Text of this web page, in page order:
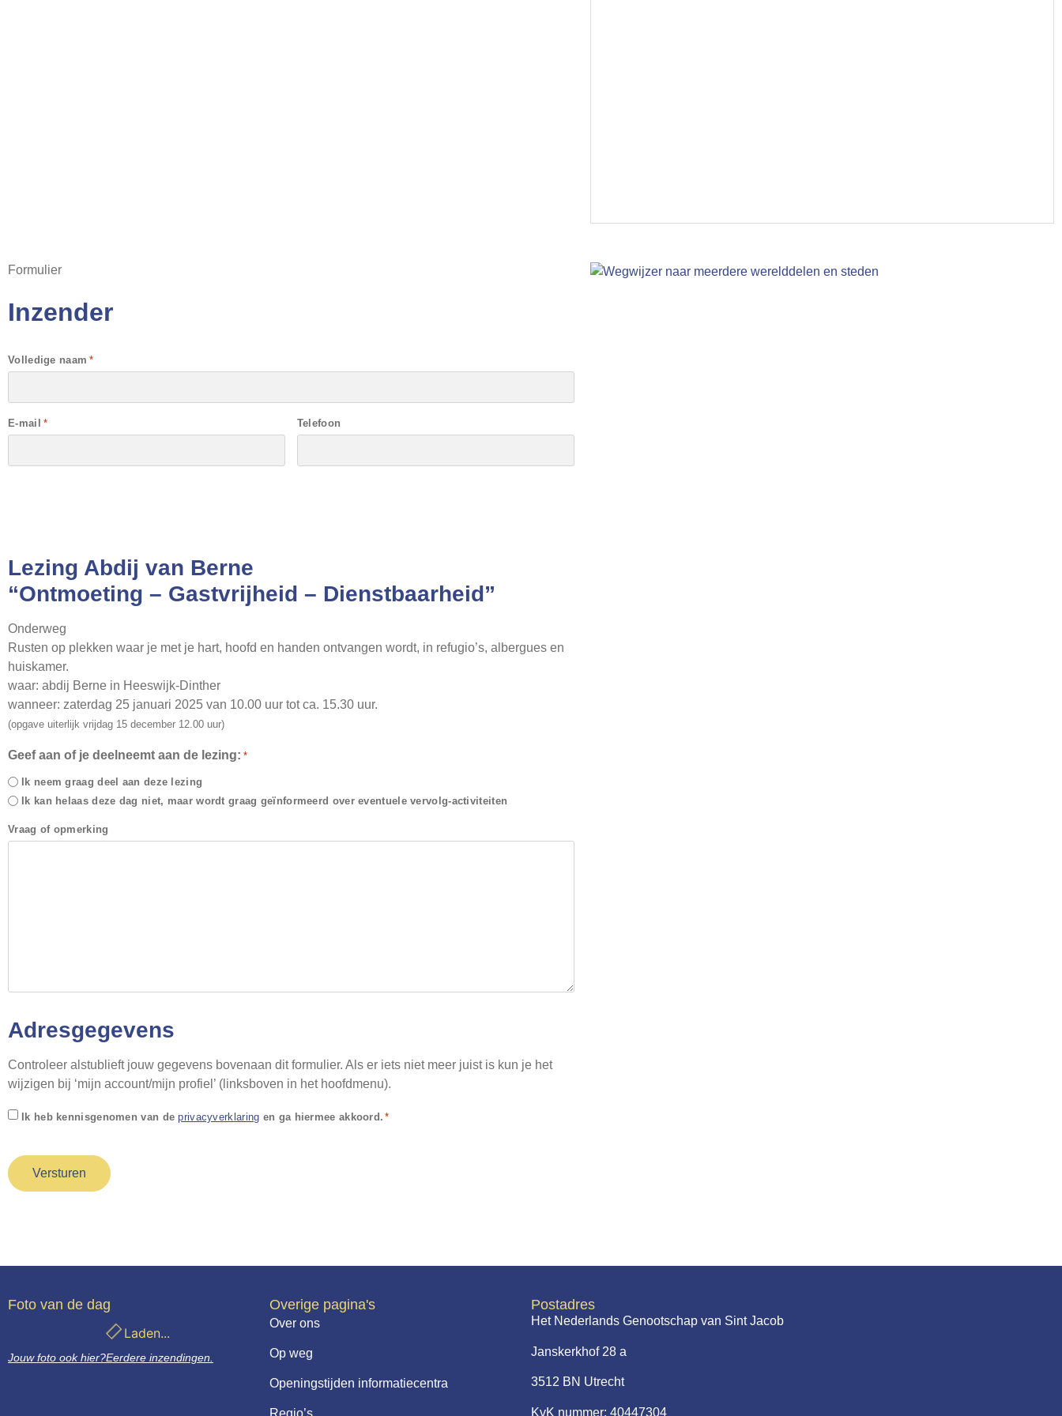
Formulier
Inzender
Volledige naam *
E-mail * Telefoon
Lezing Abdij van Berne
“Ontmoeting – Gastvrijheid – Dienstbaarheid”
Onderweg
Rusten op plekken waar je met je hart, hoofd en handen ontvangen wordt, in refugio’s, albergues en
huiskamer.
waar: abdij Berne in Heeswijk-Dinther
wanneer: zaterdag 25 januari 2025 van 10.00 uur tot ca. 15.30 uur.
(opgave uiterlijk vrijdag 15 december 12.00 uur)
Geef aan of je deelneemt aan de lezing: *
Ik neem graag deel aan deze lezing
Ik kan helaas deze dag niet, maar wordt graag geïnformeerd over eventuele vervolg-activiteiten
Vraag of opmerking
Adresgegevens
Controleer alstublieft jouw gegevens bovenaan dit formulier. Als er iets niet meer juist is kun je het
wijzigen bij ‘mijn account/mijn profiel’ (linksboven in het hoofdmenu).
Toestemming
Ik heb kennisgenomen van deprivacyverklaring en ga hiermee akkoord. *
Foto van de dag
Laden...
Jouw foto ook hier?Eerdere inzendingen.
Overige pagina's
Over ons
Op weg
Openingstijden informatiecentra
Postadres
Het Nederlands Genootschap van Sint Jacob
Janskerkhof 28 a
3512 BN Utrecht
KvK nummer: 40447304